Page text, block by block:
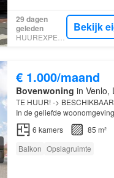
29 dagen
geleden
Bekijk
€ 1.000/maand
Bovenwoning in Venlo,
TE HUUR! ->
In de geliefde
op de tweede verdieping met
6 kamers
85 m²
Balkon Opslagruimte